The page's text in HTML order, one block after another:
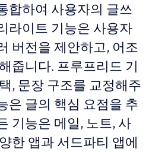
합하여 사용자의 글쓰
라이트 기능은 사용자
버전을 제안하고, 어조
줍니다. 프루프리드 기
, 문장 구조를 교정해주
은 글의 핵심 요점을 추
기능은 메일, 노트, 사
한 앱과 서드파티 앱에